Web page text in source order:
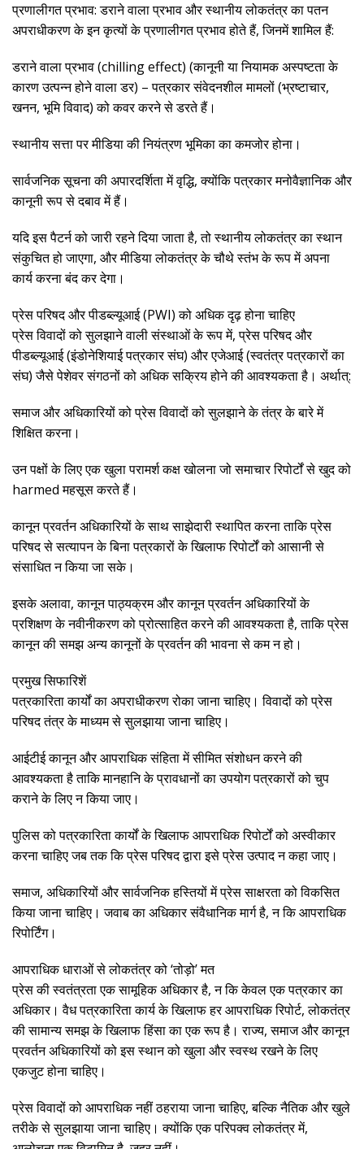
प्रणालीगत प्रभाव: डराने वाला प्रभाव और स्थानीय लोकतंत्र का पतन
अपराधीकरण के इन कृत्यों के प्रणालीगत प्रभाव होते हैं, जिनमें शामिल हैं:
डराने वाला प्रभाव (chilling effect) (कानूनी या नियामक अस्पष्टता के
कारण उत्पन्न होने वाला डर) – पत्रकार संवेदनशील मामलों (भ्रष्टाचार,
खनन, भूमि विवाद) को कवर करने से डरते हैं।
स्थानीय सत्ता पर मीडिया की नियंत्रण भूमिका का कमजोर होना।
सार्वजनिक सूचना की अपारदर्शिता में वृद्धि, क्योंकि पत्रकार मनोवैज्ञानिक और
कानूनी रूप से दबाव में हैं।
यदि इस पैटर्न को जारी रहने दिया जाता है, तो स्थानीय लोकतंत्र का स्थान
संकुचित हो जाएगा, और मीडिया लोकतंत्र के चौथे स्तंभ के रूप में अपना
कार्य करना बंद कर देगा।
प्रेस परिषद और पीडब्ल्यूआई (PWI) को अधिक दृढ़ होना चाहिए
प्रेस विवादों को सुलझाने वाली संस्थाओं के रूप में, प्रेस परिषद और
पीडब्ल्यूआई (इंडोनेशियाई पत्रकार संघ) और एजेआई (स्वतंत्र पत्रकारों का
संघ) जैसे पेशेवर संगठनों को अधिक सक्रिय होने की आवश्यकता है। अर्थात्:
समाज और अधिकारियों को प्रेस विवादों को सुलझाने के तंत्र के बारे में
शिक्षित करना।
उन पक्षों के लिए एक खुला परामर्श कक्ष खोलना जो समाचार रिपोर्टों से खुद को
harmed महसूस करते हैं।
कानून प्रवर्तन अधिकारियों के साथ साझेदारी स्थापित करना ताकि प्रेस
परिषद से सत्यापन के बिना पत्रकारों के खिलाफ रिपोर्टों को आसानी से
संसाधित न किया जा सके।
इसके अलावा, कानून पाठ्यक्रम और कानून प्रवर्तन अधिकारियों के
प्रशिक्षण के नवीनीकरण को प्रोत्साहित करने की आवश्यकता है, ताकि प्रेस
कानून की समझ अन्य कानूनों के प्रवर्तन की भावना से कम न हो।
प्रमुख सिफारिशें
पत्रकारिता कार्यों का अपराधीकरण रोका जाना चाहिए। विवादों को प्रेस
परिषद तंत्र के माध्यम से सुलझाया जाना चाहिए।
आईटीई कानून और आपराधिक संहिता में सीमित संशोधन करने की
आवश्यकता है ताकि मानहानि के प्रावधानों का उपयोग पत्रकारों को चुप
कराने के लिए न किया जाए।
पुलिस को पत्रकारिता कार्यों के खिलाफ आपराधिक रिपोर्टों को अस्वीकार
करना चाहिए जब तक कि प्रेस परिषद द्वारा इसे प्रेस उत्पाद न कहा जाए।
समाज, अधिकारियों और सार्वजनिक हस्तियों में प्रेस साक्षरता को विकसित
किया जाना चाहिए। जवाब का अधिकार संवैधानिक मार्ग है, न कि आपराधिक
रिपोर्टिंग।
आपराधिक धाराओं से लोकतंत्र को ‘तोड़ो’ मत
प्रेस की स्वतंत्रता एक सामूहिक अधिकार है, न कि केवल एक पत्रकार का
अधिकार। वैध पत्रकारिता कार्य के खिलाफ हर आपराधिक रिपोर्ट, लोकतंत्र
की सामान्य समझ के खिलाफ हिंसा का एक रूप है। राज्य, समाज और कानून
प्रवर्तन अधिकारियों को इस स्थान को खुला और स्वस्थ रखने के लिए
एकजुट होना चाहिए।
प्रेस विवादों को आपराधिक नहीं ठहराया जाना चाहिए, बल्कि नैतिक और खुले
तरीके से सुलझाया जाना चाहिए। क्योंकि एक परिपक्व लोकतंत्र में,